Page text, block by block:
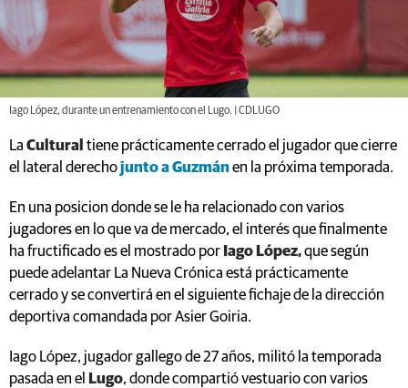
Iago López, durante un entrenamiento con el Lugo. | CDLUGO
La Cultural tiene prácticamente cerrado el jugador que cierre
el lateral derechojunto a Guzmánen la próxima temporada.
En una posicion donde se le ha relacionado con varios
jugadores en lo que va de mercado, el interés que finalmente
ha fructificado es el mostrado por Iago López,que según
puede adelantar La Nueva Crónica está prácticamente
cerrado y se convertirá en el siguiente fichaje de la dirección
deportiva comandada por Asier Goiria.
Iago López, jugador gallego de 27 años, militó la temporada
pasada en el
Lugo, donde compartió vestuario con varios